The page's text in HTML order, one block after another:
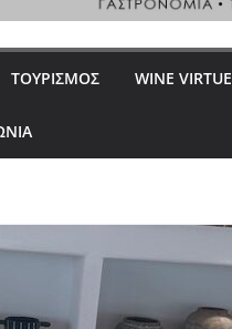
meat eaters”
Rossa, la Dotta e la
ΤΟΥΡΙΣΜΟΣ WINE VIRTUE